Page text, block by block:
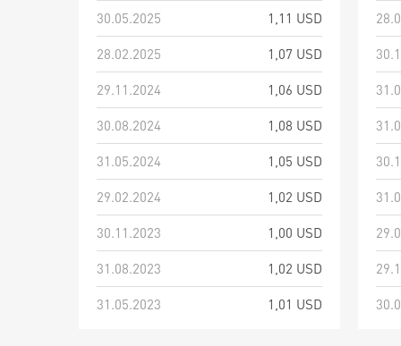
30.05.2025
1,11 USD
28.02.2025
1,07 USD
29.11.2024
1,06 USD
30.08.2024
1,08 USD
31.05.2024
1,05 USD
29.02.2024
1,02 USD
30.11.2023
1,00 USD
31.08.2023
1,02 USD
31.05.2023
1,01 USD